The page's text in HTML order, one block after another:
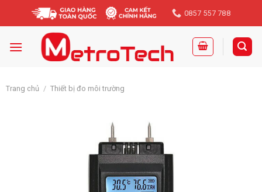
0857 557 788
Trang chủ / Thiết bị đo môi trường